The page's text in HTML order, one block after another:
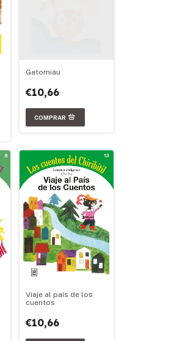
Gatomiáu
€10,66
Viaje al país de los
cuentos
€10,66